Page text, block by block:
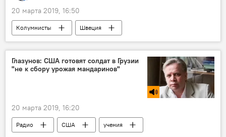
20 марта 2019, 16:50
Колумнисты Швеция
Глазунов: США готовят солдат в Грузии
"не к сбору урожая мандаринов"
20 марта 2019, 16:20
Радио США
учения